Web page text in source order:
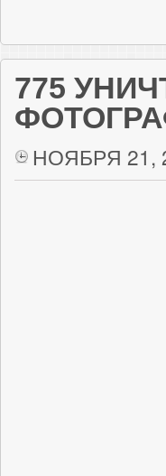
775
НОЯБРЯ 21,